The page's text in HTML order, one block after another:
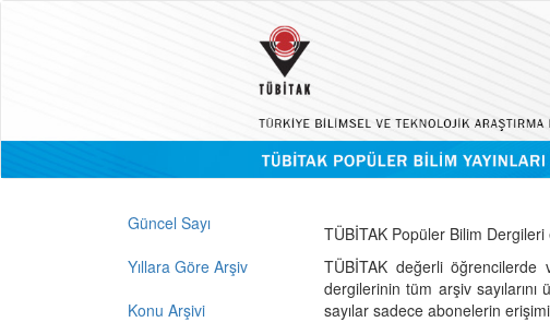
Güncel Sayı
Yıllara Göre Arşiv
Konu Arşivi
TÜBİTAK Popüler Bilim
TÜBİTAK değerli öğrencilerde
dergilerinin tüm arşiv
sayılar sadece abonelerin